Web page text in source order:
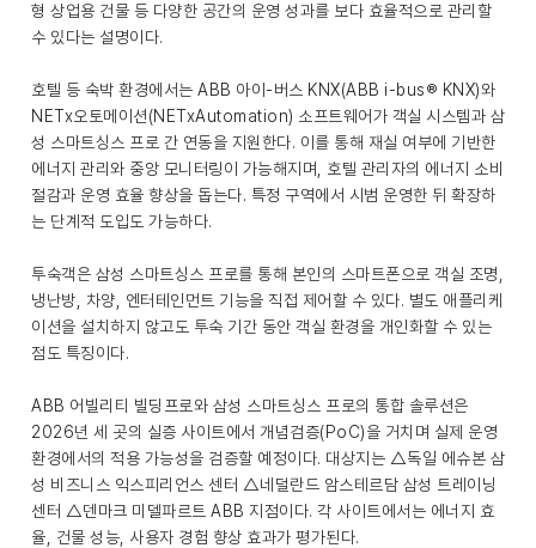
형 상업용 건물 등 다양한 공간의 운영 성과를 보다 효율적으로 관리할
수 있다는 설명이다.
호텔 등 숙박 환경에서는 ABB 아이-버스 KNX(ABB i-bus® KNX)와
NETx오토메이션(NETxAutomation) 소프트웨어가 객실 시스템과 삼
성 스마트싱스 프로 간 연동을 지원한다. 이를 통해 재실 여부에 기반한
에너지 관리와 중앙 모니터링이 가능해지며, 호텔 관리자의 에너지 소비
절감과 운영 효율 향상을 돕는다. 특정 구역에서 시범 운영한 뒤 확장하
는 단계적 도입도 가능하다.
투숙객은 삼성 스마트싱스 프로를 통해 본인의 스마트폰으로 객실 조명,
냉난방, 차양, 엔터테인먼트 기능을 직접 제어할 수 있다. 별도 애플리케
이션을 설치하지 않고도 투숙 기간 동안 객실 환경을 개인화할 수 있는
점도 특징이다.
ABB 어빌리티 빌딩프로와 삼성 스마트싱스 프로의 통합 솔루션은
2026년 세 곳의 실증 사이트에서 개념검증(PoC)을 거치며 실제 운영
환경에서의 적용 가능성을 검증할 예정이다. 대상지는 △독일 에슈본 삼
성 비즈니스 익스피리언스 센터 △네덜란드 암스테르담 삼성 트레이닝
센터 △덴마크 미델파르트 ABB 지점이다. 각 사이트에서는 에너지 효
율, 건물 성능, 사용자 경험 향상 효과가 평가된다.